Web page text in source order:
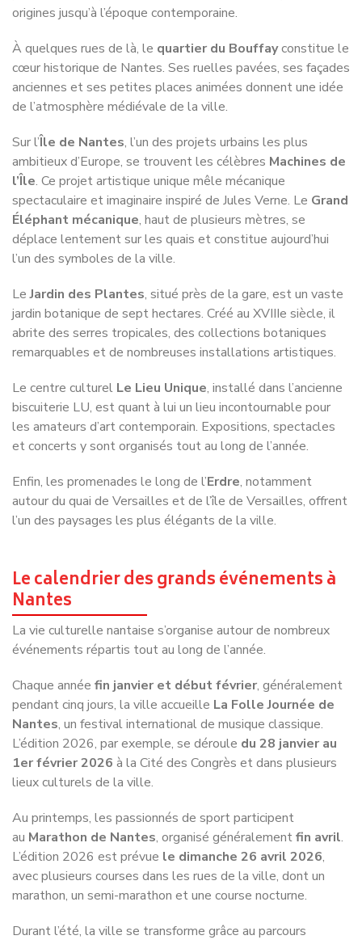
À quelques rues de là, lequartier du Bouffay
anciennes et ses petites places animées donnent une idée
de l’atmosphère médiévale de la ville.
Sur l’Île de Nantes, l’un des projets urbains les plus
l’Île. Ce projet artistique unique mêle mécanique
spectaculaire et imaginaire inspiré de Jules Verne. LeGrand
Éléphant mécanique, haut de plusieurs mètres, se
déplace lentement sur les quais et constitue aujourd’hui
l’un des symboles de la ville.
Le Jardin des Plantes , situé près de la gare, est un vaste
abrite des serres tropicales, des collections botaniques
remarquables et de nombreuses installations artistiques.
Le centre culturelLe Lieu Unique, installé dans l’ancienne
les amateurs d’art contemporain. Expositions, spectacles
et concerts y sont organisés tout au long de l’année.
Enfin, les promenades le long de l’Erdre, notamment
l’un des paysages les plus élégants de la ville.
Nantes
La vie culturelle nantaise s’organise autour de nombreux
événements répartis tout au long de l’année.
Chaque annéefin janvier et début février, généralement
Nantes, un festival international de musique classique.
L’édition 2026, par exemple, se dérouledu 28 janvier au
1er février 2026à la Cité des Congrès et dans plusieurs
lieux culturels de la ville.
Au printemps, les passionnés de sport participent
L’édition 2026 est prévuele dimanche 26 avril 2026
avec plusieurs courses dans les rues de la ville, dont un
marathon, un semi-marathon et une course nocturne.
Durant l’été, la ville se transforme grâce au parcours
chaque annéede fin juin à début septembre. Pour la